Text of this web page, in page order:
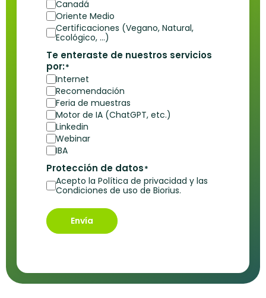
Canadá
Oriente Medio
Certificaciones (Vegano, Natural,
Ecológico, ...)
Te enteraste de nuestros servicios
por:*
Internet
Recomendación
Feria de muestras
Motor de IA (ChatGPT, etc.)
Linkedin
Webinar
IBA
Protección de datos*
Acepto la Política de privacidad y las
Condiciones de uso de Biorius.
Envía